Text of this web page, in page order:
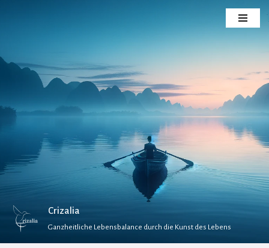
springen
Crizalia
Ganzheitliche Lebensbalance durch die Kunst des Lebens